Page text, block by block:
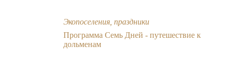
Экопоселения, праздники
Программа Семь Дней - путешествие к
дольменам